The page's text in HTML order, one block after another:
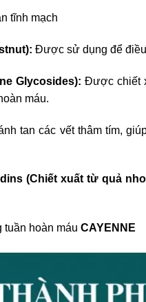
tĩnh mạch
Được sử dụng để điều
Glycosides): Được chiết
máu.
tan các vết thâm tím,
(Chiết xuất từ quả
hoàn máu CAYENNE